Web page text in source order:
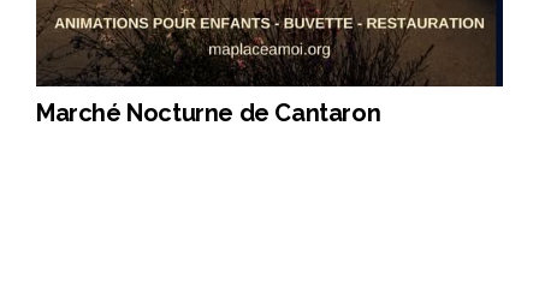
Marché Nocturne de Cantaron